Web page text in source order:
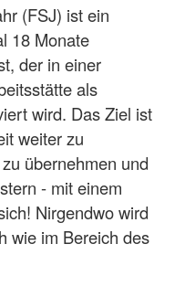
(FSJ) ist ein
18 Monate
der in einer
als
wird. Das Ziel ist
weiter zu
übernehmen und
- mit einem
Nirgendwo wird
wie im Bereich des